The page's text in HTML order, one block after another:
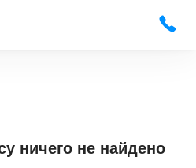
ничего не найдено